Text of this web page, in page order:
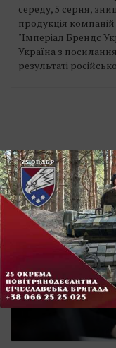
середу, 5 серня,
продукція
"Імперіал Брендс
Україна з
результаті